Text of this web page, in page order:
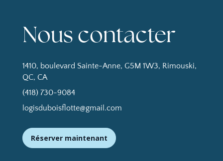
Nous contacter
1410, boulevard Sainte-Anne, G5M 1W3, Rimouski,
QC, CA
(418) 730-9084
logisduboisflotte@gmail.com
Réserver maintenant